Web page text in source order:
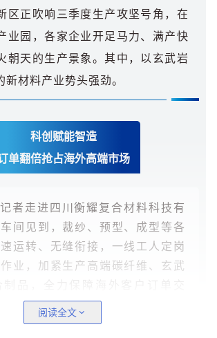
区正吹响三季度生产攻坚号角，在
业园，各家企业开足马力、满产快
朝天的生产景象。其中，以玄武岩
新材料产业势头强劲。
科创赋能智造
单翻倍抢占海外高端市场
者走进四川衡耀复合材料科技有
间见到，裁纱、预型、成型等各
运转、无缝衔接，一线工人定岗
业，加紧生产高端碳纤维、玄武
现全速稳产、赶产攻坚的繁忙景
阅读全文